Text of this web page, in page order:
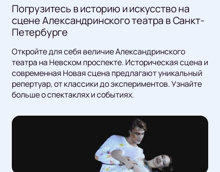
Погрузитесь в историю и искусство на
сцене Александринского театра в Санкт-
Петербурге
Откройте для себя величие Александринского
театра на Невском проспекте. Историческая сцена и
современная Новая сцена предлагают уникальный
репертуар, от классики до экспериментов. Узнайте
больше о спектаклях и событиях.